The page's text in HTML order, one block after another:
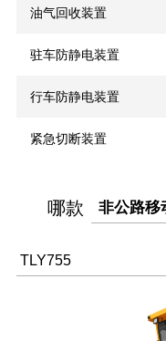
油气回收装置
驻车防静电装置
行车防静电装置
紧急切断装置
哪款 非公路移
TLY755